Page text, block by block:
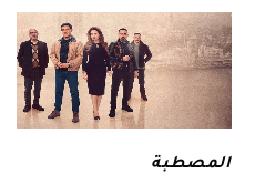
المصطبة